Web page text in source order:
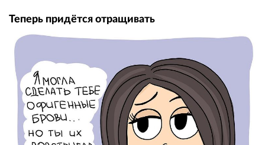
Теперь придётся отращивать